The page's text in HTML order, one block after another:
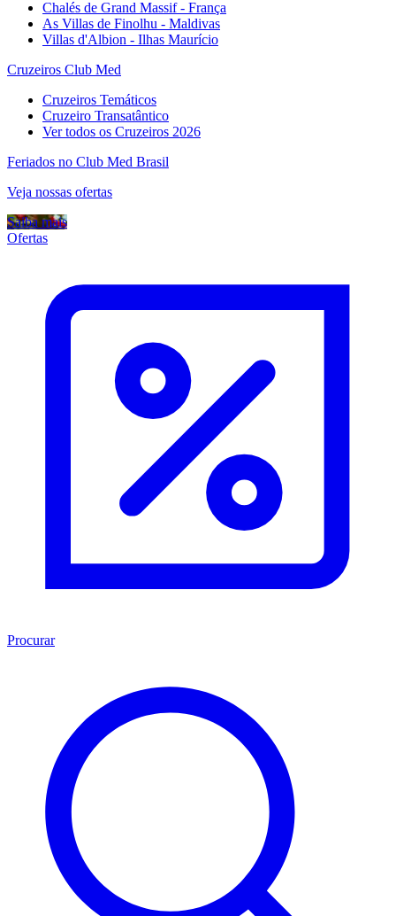
Chalés de Grand Massif - França
As Villas de Finolhu - Maldivas
Villas d'Albion - Ilhas Maurício
Cruzeiros Club Med
Cruzeiros Temáticos
Cruzeiro Transatântico
Ver todos os Cruzeiros 2026
Feriados no Club Med Brasil
Veja nossas ofertas
Saiba mais
Ofertas
Procurar